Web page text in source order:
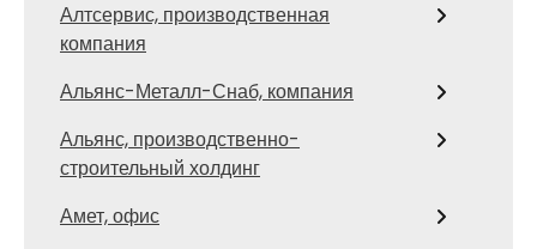
Алтсервис, производственная
компания
Альянс-Металл-Снаб, компания
Альянс, производственно-
строительный холдинг
Амет, офис